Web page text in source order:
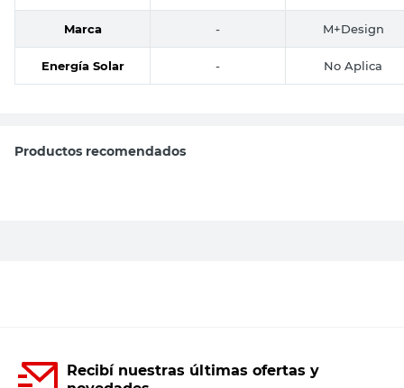
Marca - M+Design
Energía Solar - No Aplica
Productos recomendados
Recibí nuestras últimas ofertas y